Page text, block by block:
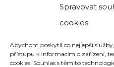
Spravovat
cookies
Abychom poskytli co nejlepší
přístupu k informacím o zařízení,
cookies. Souhlas s těmito